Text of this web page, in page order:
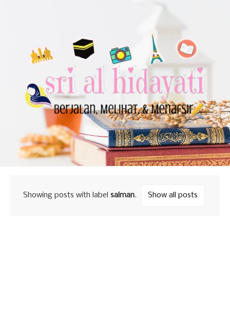
Showing posts with label salman. Show all posts